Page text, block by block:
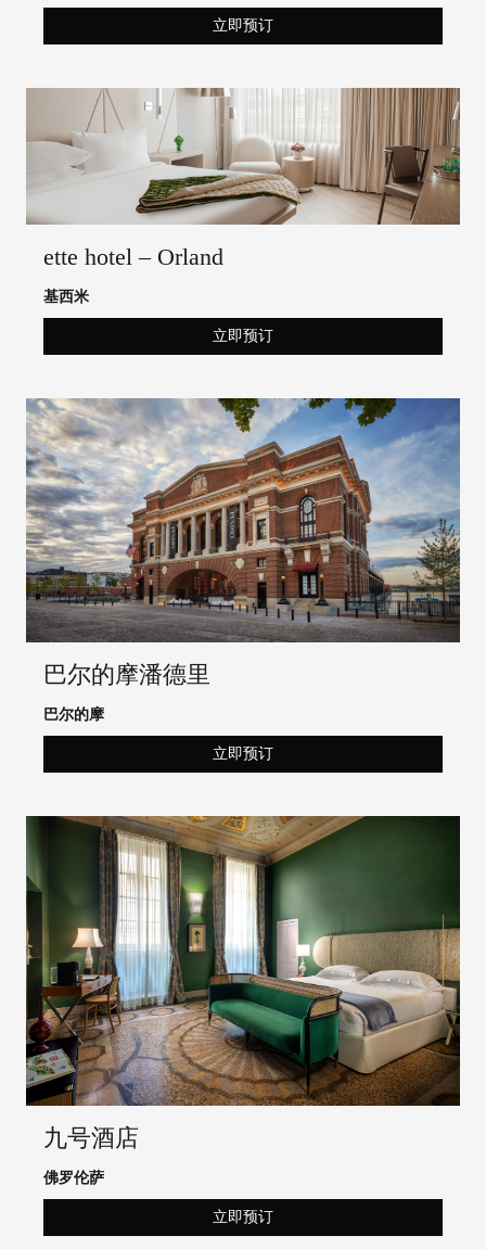
立即预订
ette hotel – Orland
基西米
立即预订
巴尔的摩潘德里
巴尔的摩
立即预订
九号酒店
佛罗伦萨
立即预订